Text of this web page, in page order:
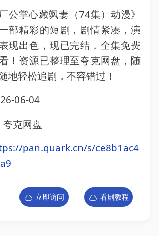
厂公掌心藏飒妻（74集）动漫》
部精彩的短剧，剧情紧凑，演
现出色，现已完结，全集免费
！资源已整理至夸克网盘，随
地轻松追剧，不容错过！
06-04
夸克网盘
pan.quark.cn/s/ce8b1ac4
立即访问 看剧教程